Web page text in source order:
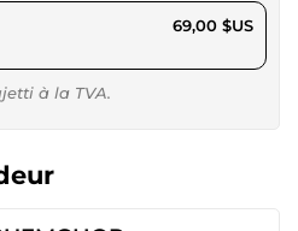
$US 69,00 $US
à la TVA.